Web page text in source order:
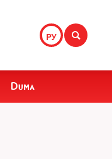
РУ
Duma